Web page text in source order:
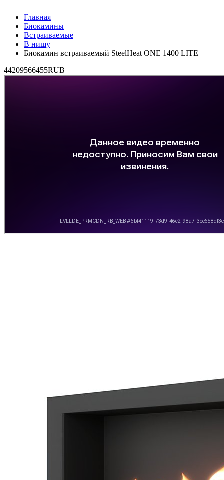
Главная
Биокамины
Встраиваемые
В нишу
Биокамин встраиваемый SteelHeat ONE 1400 LITE
44209566455RUB